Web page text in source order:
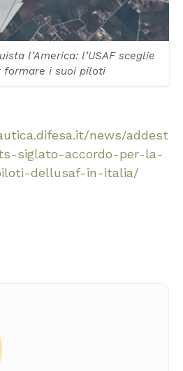
l’America: l’USAF sceglie
formare i suoi piloti
news/addest
siglato-accordo-per-la-
dellusaf-in-italia/